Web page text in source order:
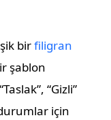
birfiligran
şablon
“Gizli”
için